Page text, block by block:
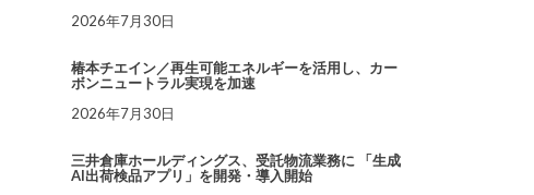
2026年7月30日
椿本チエイン／再生可能エネルギーを活用し、カー
ボンニュートラル実現を加速
2026年7月30日
三井倉庫ホールディングス、受託物流業務に 「生成
AI出荷検品アプリ」を開発・導入開始